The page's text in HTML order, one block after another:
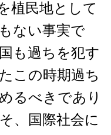
植民地として
ない事実で
も過ちを犯す
この時期過ち
るべきであり
、国際社会に